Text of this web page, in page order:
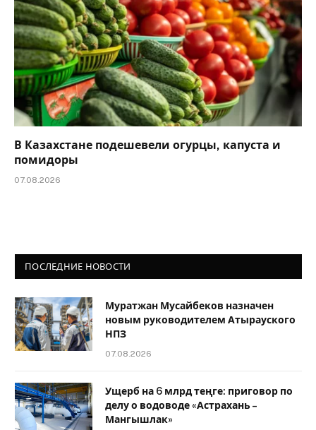
В Казахстане подешевели огурцы, капуста и
помидоры
07.08.2026
ПОСЛЕДНИЕ НОВОСТИ
Муратжан Мусайбеков назначен
новым руководителем Атырауского
НПЗ
07.08.2026
Ущерб на 6 млрд теңге: приговор по
делу о водоводе «Астрахань –
Мангышлак»